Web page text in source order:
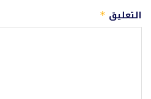
التعليق *